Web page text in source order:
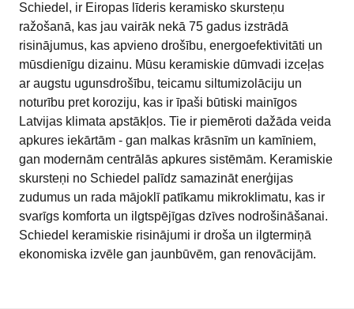
Schiedel, ir Eiropas līderis keramisko skursteņu
ražošanā, kas jau vairāk nekā 75 gadus izstrādā
risinājumus, kas apvieno drošību, energoefektivitāti un
mūsdienīgu dizainu. Mūsu keramiskie dūmvadi izceļas
ar augstu ugunsdrošību, teicamu siltumizolāciju un
noturību pret koroziju, kas ir īpaši būtiski mainīgos
Latvijas klimata apstākļos. Tie ir piemēroti dažāda veida
apkures iekārtām - gan malkas krāsnīm un kamīniem,
gan modernām centrālās apkures sistēmām. Keramiskie
skursteņi no Schiedel palīdz samazināt enerģijas
zudumus un rada mājoklī patīkamu mikroklimatu, kas ir
svarīgs komforta un ilgtspējīgas dzīves nodrošināšanai.
Schiedel keramiskie risinājumi ir droša un ilgtermiņā
ekonomiska izvēle gan jaunbūvēm, gan renovācijām.